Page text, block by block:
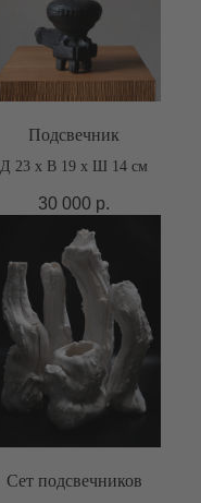
Подсвечник
Д 23 х В 19 х Ш 14 см
30 000 р.
Сет подсвечников